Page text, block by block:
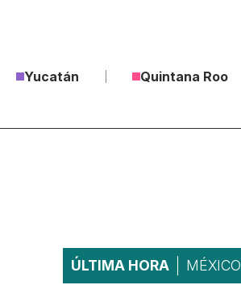
Yucatán Quintana Roo
ÚLTIMA HORA MÉXICO